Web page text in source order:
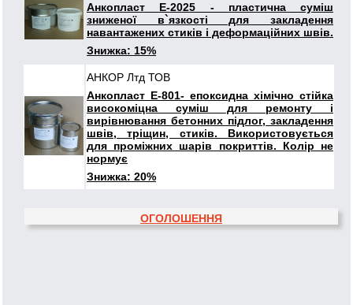
Анкопласт Е-2025 - пластична суміш
зниженої в`язкості для закладення
навантажених стиків і деформаційних швів.
Знижка: 15%
АНКОР Лтд ТОВ
Анкопласт Е-801- епоксидна хімічно стійка
високоміцна суміш для ремонту і
вирівнювання бетонних підлог, закладення
швів, тріщин, стиків. Використовується
для проміжних шарів покриттів. Колір не
нормує
Знижка: 20%
ОГОЛОШЕННЯ